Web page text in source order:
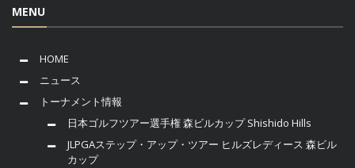
MENU
HOME
ニュース
トーナメント情報
日本ゴルフツアー選手権 森ビルカップ Shishido Hills
JLPGAステップ・アップ・ツアー ヒルズレディース 森ビル
カップ